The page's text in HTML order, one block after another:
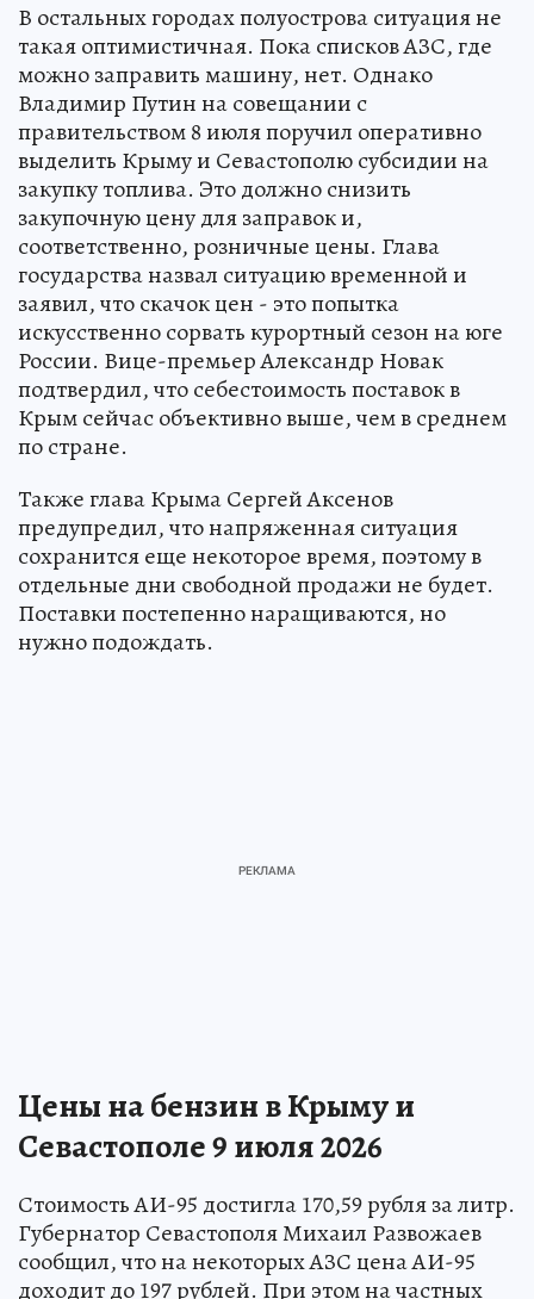
В остальных городах полуострова ситуация не
такая оптимистичная. Пока списков АЗС, где
можно заправить машину, нет. Однако
Владимир Путин на совещании с
правительством 8 июля поручил оперативно
выделить Крыму и Севастополю субсидии на
закупку топлива. Это должно снизить
закупочную цену для заправок и,
соответственно, розничные цены. Глава
государства назвал ситуацию временной и
заявил, что скачок цен - это попытка
искусственно сорвать курортный сезон на юге
России. Вице-премьер Александр Новак
подтвердил, что себестоимость поставок в
Крым сейчас объективно выше, чем в среднем
по стране.
Также глава Крыма Сергей Аксенов
предупредил, что напряженная ситуация
сохранится еще некоторое время, поэтому в
отдельные дни свободной продажи не будет.
Поставки постепенно наращиваются, но
нужно подождать.
Цены на бензин в Крыму и
Севастополе 9 июля 2026
Стоимость АИ-95 достигла 170,59 рубля за литр.
Губернатор Севастополя Михаил Развожаев
сообщил, что на некоторых АЗС цена АИ-95
доходит до 197 рублей. При этом на частных